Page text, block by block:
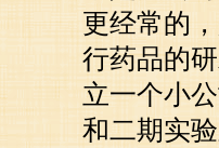
更经常的
行药品的
立一个小
和二期实